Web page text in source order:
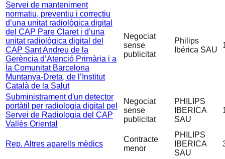
Servei de manteniment
normatiu, preventiu i correctiu
d’una unitat radiològica digital
del CAP Pare Claret i d’una
unitat radiològica digital del
CAP Sant Andreu de la
Gerència d’Atenció Primària i a
la Comunitat Barcelona
Muntanya-Dreta, de l’Institut
Català de la Salut
Negociat
sense
publicitat
Philips
Ibérica SAU
Subministrament d'un detector
portàtil per radiologia digital pel
Servei de Radiologia del CAP
Vallès Oriental
Negociat
sense
publicitat
PHILIPS
IBERICA
SAU
Rep. Altres aparells mèdics
Contracte
menor
PHILIPS
IBERICA
SAU